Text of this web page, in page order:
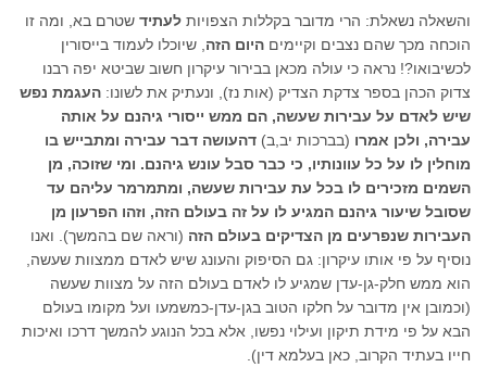
והשאלה נשאלת: הרי מדובר בקללות הצפויות לעתיד שטרם בא, ומה זו
הוכחה מכך שהם נצבים וקיימים היום הזה , שיוכלו לעמוד בייסורין
לכשיבואו?! נראה כי עולה מכאן בבירור עיקרון חשוב שביטא יפה רבנו
צדוק הכהן בספר צדקת הצדיק (אות נז), ונעתיק את לשונו: העגמת נפש
שיש לאדם על עבירות שעשה, הם ממש ייסורי גיהנם על אותה
עבירה, ולכן אמרו (בברכות יב,ב) דהעושה דבר עבירה ומתבייש בו
מוחלין לו על כל עוונותיו, כי כבר סבל עונש גיהנם. ומי שזוכה, מן
השמים מזכירים לו בכל עת עבירות שעשה, ומתמרמר עליהם עד
שסובל שיעור גיהנם המגיע לו על זה בעולם הזה, וזהו הפרעון מן
העבירות שנפרעים מן הצדיקים בעולם הזה (וראה שם בהמשך). ואנו
נוסיף על פי אותו עיקרון: גם הסיפוק והעונג שיש לאדם ממצוות שעשה,
הוא ממש חלק-גן-עדן שמגיע לו לאדם בעולם הזה על מצוות שעשה
(וכמובן אין מדובר על חלקו הטוב בגן-עדן-כמשמעו ועל מקומו בעולם
הבא על פי מידת תיקון ועילוי נפשו, אלא בכל הנוגע להמשך דרכו ואיכות
חייו בעתיד הקרוב, כאן בעלמא דין).